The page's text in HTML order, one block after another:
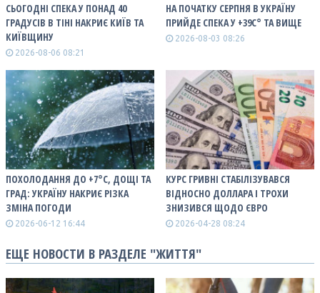
СЬОГОДНІ СПЕКА У ПОНАД 40
ГРАДУСІВ В ТІНІ НАКРИЄ КИЇВ ТА
КИЇВЩИНУ
2026-08-06 08:21
НА ПОЧАТКУ СЕРПНЯ В УКРАЇНУ
ПРИЙДЕ СПЕКА У +39С° ТА ВИЩЕ
2026-08-03 08:26
ПОХОЛОДАННЯ ДО +7°C, ДОЩІ ТА
ГРАД: УКРАЇНУ НАКРИЄ РІЗКА
ЗМІНА ПОГОДИ
2026-06-12 16:44
КУРС ГРИВНІ СТАБІЛІЗУВАВСЯ
ВІДНОСНО ДОЛЛАРА І ТРОХИ
ЗНИЗИВСЯ ЩОДО ЄВРО
2026-04-28 08:24
ЕЩЕ НОВОСТИ В РАЗДЕЛЕ "ЖИТТЯ"